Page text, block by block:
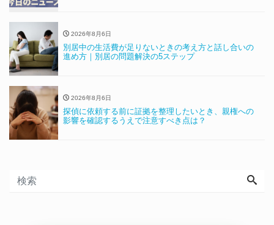
2026年8月6日
別居中の生活費が足りないときの考え方と話し合いの
進め方｜別居の問題解決の5ステップ
2026年8月6日
探偵に依頼する前に証拠を整理したいとき、親権への
影響を確認するうえで注意すべき点は？